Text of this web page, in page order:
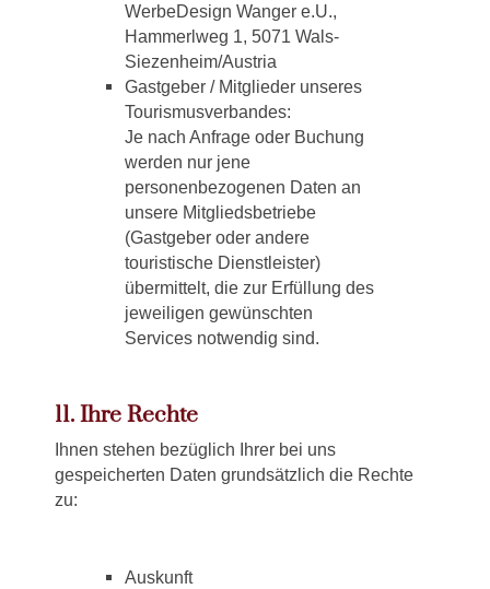
WerbeDesign Wanger e.U.,
Hammerlweg 1, 5071 Wals-
Siezenheim/Austria
Gastgeber / Mitglieder unseres
Tourismusverbandes:
Je nach Anfrage oder Buchung
werden nur jene
personenbezogenen Daten an
unsere Mitgliedsbetriebe
(Gastgeber oder andere
touristische Dienstleister)
übermittelt, die zur Erfüllung des
jeweiligen gewünschten
Services notwendig sind.
11. Ihre Rechte
Ihnen stehen bezüglich Ihrer bei uns
gespeicherten Daten grundsätzlich die Rechte
zu:
Auskunft